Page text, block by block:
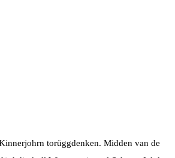
torüggdenken. Midden van de